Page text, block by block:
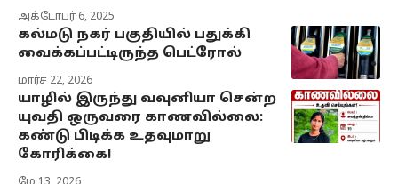
அக்டோபர் 6, 2025
கல்மடு நகர் பகுதியில் பதுக்கி
வைக்கப்பட்டிருந்த பெட்ரோல்
மார்ச் 22, 2026
யாழில் இருந்து வவுனியா சென்ற
யுவதி ஒருவரை காணவில்லை:
கண்டு பிடிக்க உதவுமாறு
கோரிக்கை!